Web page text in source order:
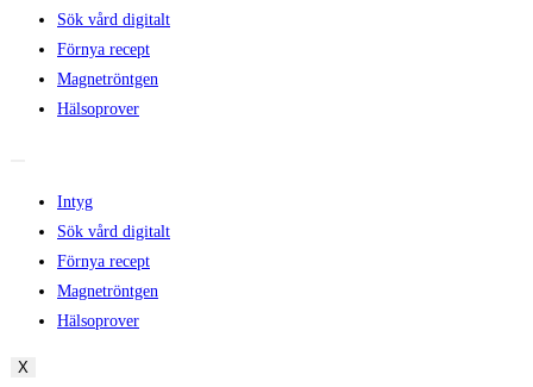
Sök vård digitalt
Förnya recept
Magnetröntgen
Hälsoprover
Intyg
Sök vård digitalt
Förnya recept
Magnetröntgen
Hälsoprover
X